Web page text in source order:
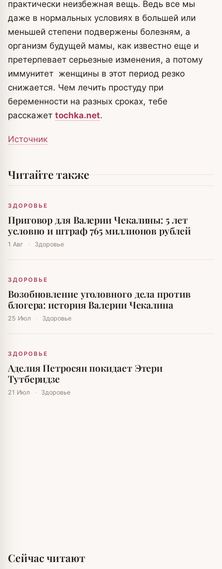
практически неизбежная вещь. Ведь все мы
даже в нормальных условиях в большей или
меньшей степени подвержены болезням, а
организм будущей мамы, как известно еще и
претерпевает серьезные изменения, а потому
иммунитет женщины в этот период резко
снижается. Чем лечить простуду при
беременности на разных сроках, тебе
расскажет tochka.net.
Источник
Читайте также
ЗДОРОВЬЕ
Приговор для Валерии Чекалины: 5 лет
условно и штраф 765 миллионов рублей
1 Авг · Здоровье
ЗДОРОВЬЕ
Возобновление уголовного дела против
блогера: история Валерии Чекалина
25 Июл · Здоровье
ЗДОРОВЬЕ
Аделия Петросян покидает Этери
Тутберидзе
21 Июл · Здоровье
Сейчас читают